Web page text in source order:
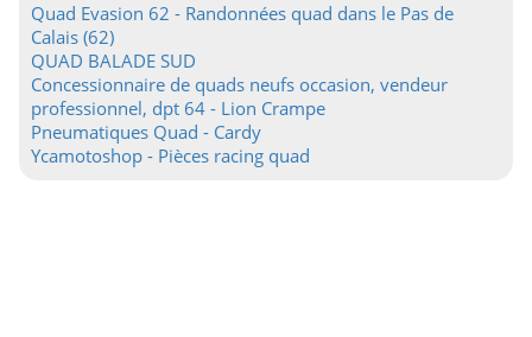
Quad Evasion 62 - Randonnées quad dans le Pas de
Calais (62)
QUAD BALADE SUD
Concessionnaire de quads neufs occasion, vendeur
professionnel, dpt 64 - Lion Crampe
Pneumatiques Quad - Cardy
Ycamotoshop - Pièces racing quad